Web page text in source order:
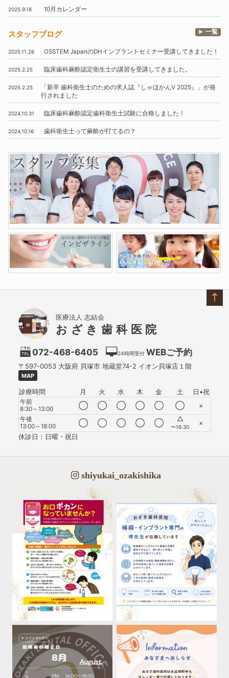
2025.9.18 10月 カレンダー
スタッフブログ 一覧
2025.11.26 OSSTEM JapanのDHインプラントセミナー受講してきました！
2025.2.25 臨床歯科麻酔認定衛生士の講習を受講してきました。
2025.2.25 「新卒 歯科衛生士のための求人誌『しゃほかんV 2025』」 が発
行されました
2024.10.31 臨床歯科麻酔認定歯科衛生士試験に合格しました！
2024.10.16 歯科衛生士って麻酔が打てるの？
医療法人 志結会
おざき歯科医院
072-468-6405 24時間受付 WEBご予約
〒597-0053 大阪府 貝塚市 地蔵堂74-2 イオン貝塚店１階
MAP
診療時間 月 火 水 木 金 土 日•祝
午前
8:30～13:00
◯ ◯ ◯ ◯ ◯ ◯ ×
午後
13:00～18:00
◯ ◯ ◯ ◯ ◯ △
〜16:30
×
休診日：日曜・祝日
shiyukai_ozakishika